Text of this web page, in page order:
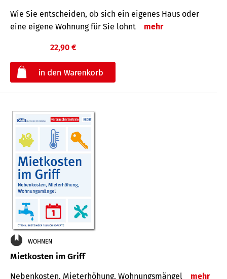
Wie Sie entscheiden, ob sich ein eigenes Haus oder
eine eigene Wohnung für Sie lohnt
mehr
22,90 €
WOHNEN
Mietkosten im Griff
Nebenkosten, Mieterhöhung, Wohnungsmängel mehr